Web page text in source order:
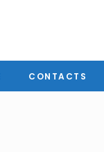
CONTACTS